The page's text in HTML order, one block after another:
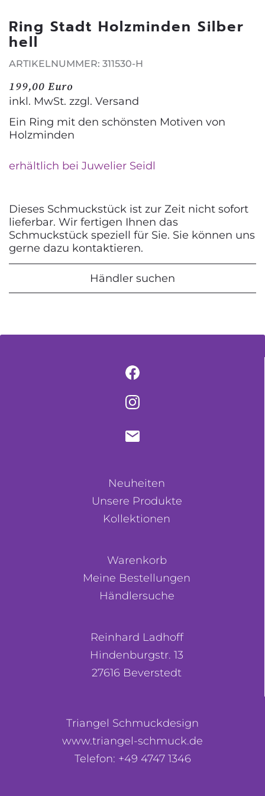
Ring Stadt Holzminden Silber
hell
ARTIKELNUMMER: 311530-H
199,00 Euro
inkl. MwSt. zzgl. Versand
Ein Ring mit den schönsten Motiven von
Holzminden
erhältlich bei Juwelier Seidl
Dieses Schmuckstück ist zur Zeit nicht sofort
lieferbar. Wir fertigen Ihnen das
Schmuckstück speziell für Sie. Sie können uns
gerne dazu kontaktieren.
Händler suchen
Neuheiten
Unsere Produkte
Kollektionen
Warenkorb
Meine Bestellungen
Händlersuche
Reinhard Ladhoff
Hindenburgstr. 13
27616 Beverstedt
Triangel Schmuckdesign
www.triangel-schmuck.de
Telefon: +49 4747 1346